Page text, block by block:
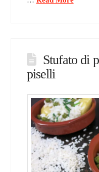
Stufato di
piselli